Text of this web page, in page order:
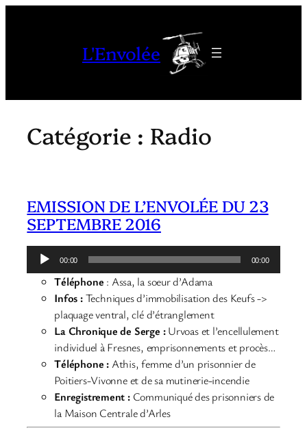
L'Envolée
Catégorie : Radio
EMISSION DE L’ENVOLÉE DU 23
SEPTEMBRE 2016
Lecteur
audio
00:00 00:00
Téléphone : Assa, la soeur d’Adama
Infos :Techniques d’immobilisation des Keufs ->
plaquage ventral, clé d’étranglement
La Chronique de Serge :Urvoas et l’encellulement
individuel à Fresnes, emprisonnements et procès…
Téléphone : Athis, femme d’un prisonnier de
Poitiers-Vivonne et de sa mutinerie-incendie
Enregistrement : Communiqué des prisonniers de
la Maison Centrale d’Arles